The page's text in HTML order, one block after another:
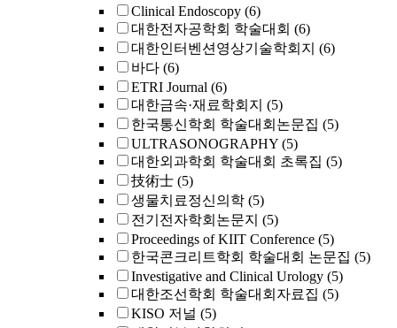
Clinical Endoscopy (6)
대한전자공학회 학술대회 (6)
대한인터벤션영상기술학회지 (6)
바다 (6)
ETRI Journal (6)
대한금속·재료학회지 (5)
한국통신학회 학술대회논문집 (5)
ULTRASONOGRAPHY (5)
대한외과학회 학술대회 초록집 (5)
技術士 (5)
생물치료정신의학 (5)
전기전자학회논문지 (5)
Proceedings of KIIT Conference (5)
한국콘크리트학회 학술대회 논문집 (5)
Investigative and Clinical Urology (5)
대한조선학회 학술대회자료집 (5)
KISO 저널 (5)